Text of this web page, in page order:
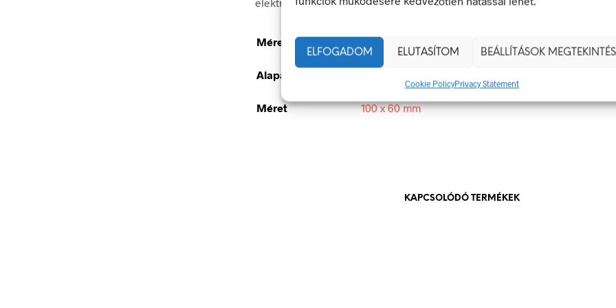
ELFOGADOM ELUTASÍTOM BEÁLLÍTÁSOK
Cookie PolicyPrivacy Statement
Méretek 100 × 60 mm
Alapanyag
Méret 100 x 60 mm
KAPCSOLÓDÓ TERMÉKEK